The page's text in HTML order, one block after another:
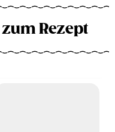
Rezept